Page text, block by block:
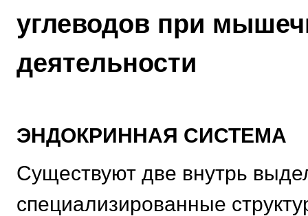
углеводов при
деятельности
ЭНДОКРИННАЯ СИСТЕМА
Существуют две внутрь
специализированные